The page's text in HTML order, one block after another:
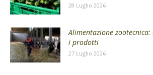
28 Luglio 2026
Alimentazione
i prodotti
27 Luglio 2026